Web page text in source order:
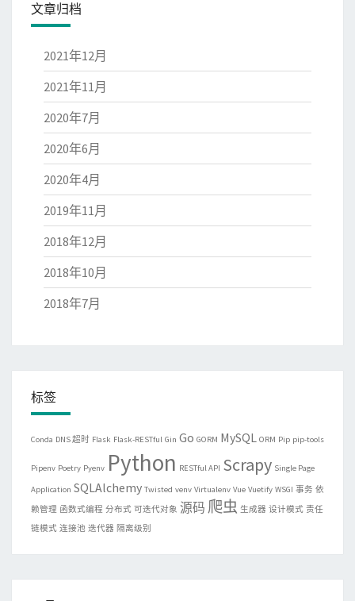
文章归档
2021年12月
2021年11月
2020年7月
2020年6月
2020年4月
2019年11月
2018年12月
2018年10月
2018年7月
标签
Conda DNS 超时 Flask Flask-RESTful Gin Go GORM MySQL ORM Pip pip-tools
Pipenv Poetry Pyenv Python RESTful API Scrapy Single Page
Application SQLAlchemy Twisted venv Virtualenv Vue Vuetify WSGI 事务 依
赖管理 函数式编程 分布式 可迭代对象 源码 爬虫 生成器 设计模式 责任
链模式 连接池 迭代器 隔离级别